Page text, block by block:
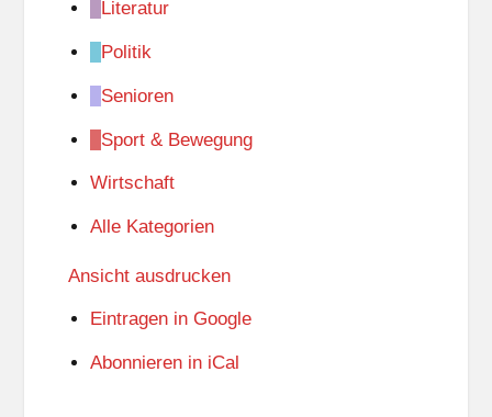
Literatur
Politik
Senioren
Sport & Bewegung
Wirtschaft
Alle Kategorien
Ansicht ausdrucken
Eintragen in Google
Abonnieren in iCal